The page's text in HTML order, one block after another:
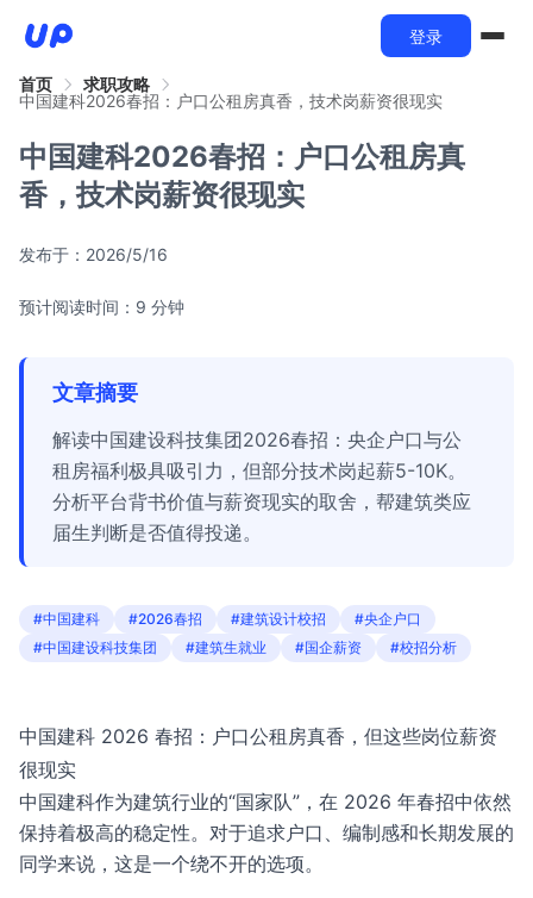
登录
首页
求职攻略
中国建科2026春招：户口公租房真香，技术岗薪资很现实
中国建科2026春招：户口公租房真
香，技术岗薪资很现实
发布于： 2026/5/16
预计阅读时间：9 分钟
文章摘要
解读中国建设科技集团2026春招：央企户口与公
租房福利极具吸引力，但部分技术岗起薪5-10K。
分析平台背书价值与薪资现实的取舍，帮建筑类应
届生判断是否值得投递。
#中国建科 #2026春招 #建筑设计校招
#央企户口
#中国建设科技集团
#建筑生就业 #国企薪资 #校招分析
中国建科 2026 春招：户口公租房真香，但这些岗位薪资
很现实
中国建科作为建筑行业的“国家队”，在 2026 年春招中依然
保持着极高的稳定性。对于追求户口、编制感和长期发展的
同学来说，这是一个绕不开的选项。